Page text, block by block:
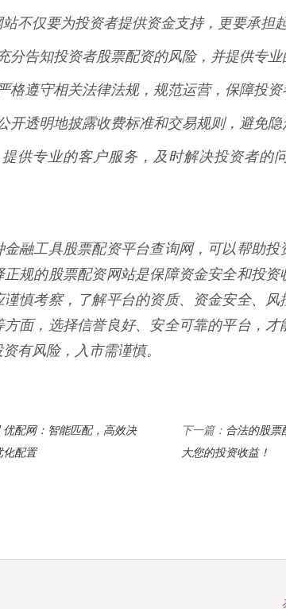
不仅要为投资者提供资金支持，更要承担
分告知投资者股票配资的风险，并提供专业
格遵守相关法律法规，规范运营，保障投资
开透明地披露收费标准和交易规则，避免隐
供专业的客户服务，及时解决投资者的
金融工具股票配资平台查询网，可以帮助
正规的股票配资网站是保障资金安全和投
谨慎考察，了解平台的资质、资金安全、
方面，选择信誉良好、安全可靠的平台，
有风险，入市需谨慎。
配网：智能匹配，高效决
化配置
下一篇： 合法的股票
大您的投资收益！